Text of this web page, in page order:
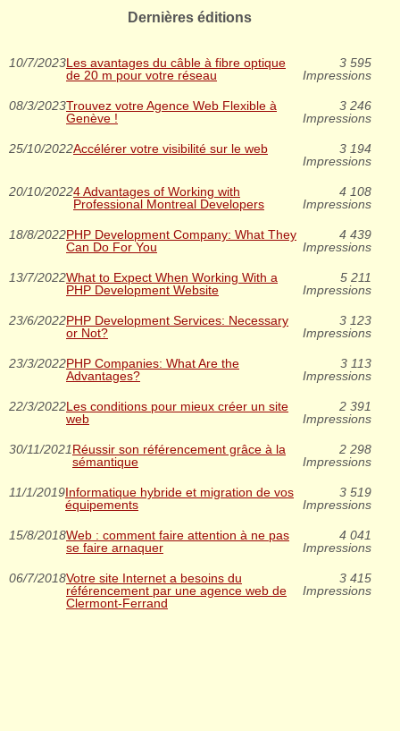
Dernières éditions
10/7/2023Les avantages du câble à fibre optique
de 20 m pour votre réseau
3 595
Impressions
08/3/2023Trouvez votre Agence Web Flexible à
Genève !
3 246
Impressions
25/10/2022Accélérer votre visibilité sur le web
3 194
Impressions
20/10/20224 Advantages of Working with
Professional Montreal Developers
4 108
Impressions
18/8/2022PHP Development Company: What They
Can Do For You
4 439
Impressions
13/7/2022What to Expect When Working With a
PHP Development Website
5 211
Impressions
23/6/2022PHP Development Services: Necessary
or Not?
3 123
Impressions
23/3/2022PHP Companies: What Are the
Advantages?
3 113
Impressions
22/3/2022Les conditions pour mieux créer un site
web
2 391
Impressions
30/11/2021Réussir son référencement grâce à la
sémantique
2 298
Impressions
11/1/2019Informatique hybride et migration de vos
équipements
3 519
Impressions
15/8/2018Web : comment faire attention à ne pas
se faire arnaquer
4 041
Impressions
06/7/2018Votre site Internet a besoins du
référencement par une agence web de
Clermont-Ferrand
3 415
Impressions